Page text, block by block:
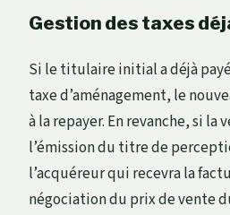
Gestion des taxes
Si le titulaire initial a déjà
taxe d’aménagement, le
à la repayer. En revanche, si
l’émission du titre de
l’acquéreur qui recevra la
négociation du prix de vente